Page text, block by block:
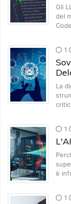
Gli
del
1
La
1
è
1